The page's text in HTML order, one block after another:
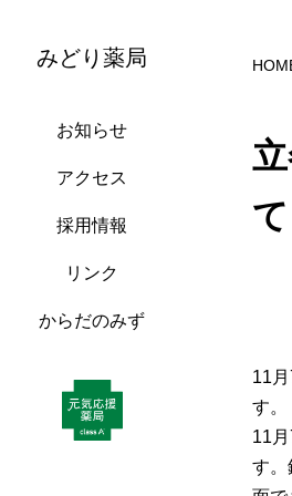
みどり薬局
お知らせ
アクセス
採用情報
リンク
からだのみず
て
11
す。
11
す。